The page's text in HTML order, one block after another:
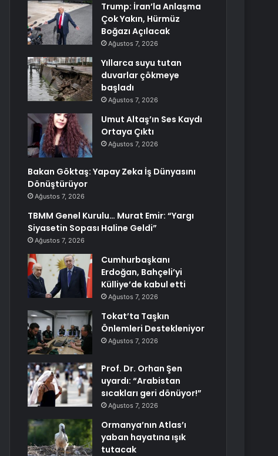
Trump: İran’la Anlaşma
Çok Yakın, Hürmüz
Boğazı Açılacak
Ağustos 7, 2026
Yıllarca suyu tutan
duvarlar çökmeye
başladı
Ağustos 7, 2026
Umut Altaş’ın Ses Kaydı
Ortaya Çıktı
Ağustos 7, 2026
Bakan Göktaş: Yapay Zeka İş Dünyasını
Dönüştürüyor
Ağustos 7, 2026
TBMM Genel Kurulu… Murat Emir: “Yargı
Siyasetin Sopası Haline Geldi”
Ağustos 7, 2026
Cumhurbaşkanı
Erdoğan, Bahçeli’yi
Külliye’de kabul etti
Ağustos 7, 2026
Tokat’ta Taşkın
Önlemleri Destekleniyor
Ağustos 7, 2026
Prof. Dr. Orhan Şen
uyardı: “Arabistan
sıcakları geri dönüyor!”
Ağustos 7, 2026
Ormanya’nın Atlas’ı
yaban hayatına ışık
tutacak